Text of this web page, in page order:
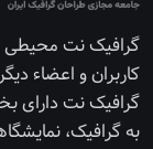
گرافیک نت محیطی
کاربران و اعضاء
گرافیک نت دارای
به گرافیک،